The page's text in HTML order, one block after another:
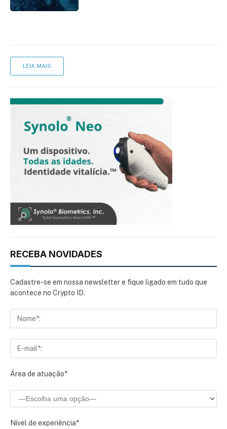
LEIA MAIS
RECEBA NOVIDADES
Cadastre-se em nossa newsletter e fique ligado em tudo que
acontece no Crypto ID.
Área de atuação*
Nível de experiência*